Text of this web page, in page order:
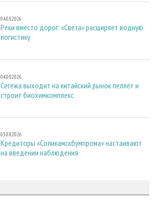
04.08.2026
Реки вместо дорог: «Свеза» расширяет водную
логистику
04.08.2026
Сегежа выходит на китайский рынок пеллет и
строит биохимкомплекс
03.08.2026
Кредиторы «Соликамскбумпрома» настаивают
на введении наблюдения